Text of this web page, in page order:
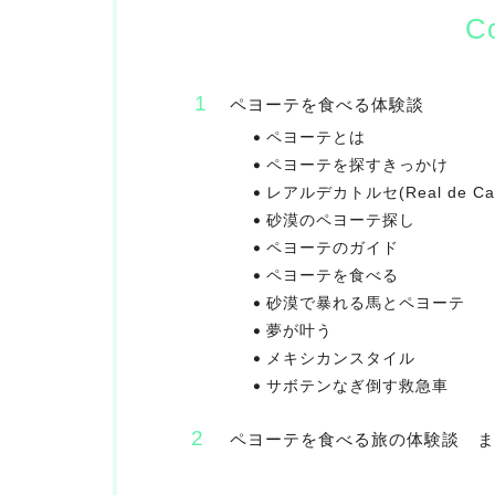
ペヨーテを食べる体験談
ペヨーテとは
ペヨーテを探すきっかけ
レアルデカトルセ(Real de
砂漠のペヨーテ探し
ペヨーテのガイド
ペヨーテを食べる
砂漠で暴れる馬とペヨーテ
夢が叶う
メキシカンスタイル
サボテンなぎ倒す救急車
ペヨーテを食べる旅の体験談